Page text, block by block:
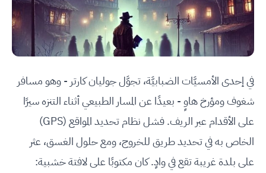
في إحدى الأمسيَّات الضبابيَّة، تجوَّل جوليان كارتر - وهو مسافر
شغوف ومؤرخ هاوٍ - بعيدًا عن المسار الطبيعي أثناء التنزه سيرًا
على الأقدام عبر الريف. فشل نظام تحديد المواقع (GPS)
الخاص به في تحديد طريق للخروج، ومع حلول الغسق، عثر
على بلدة غريبة تقع في وادٍ. كان مكتوبًا على لافتة خشبية: